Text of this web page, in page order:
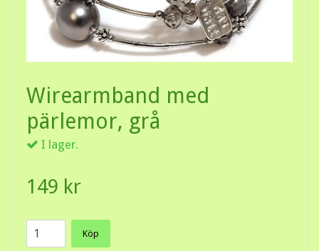
Wirearmband med
pärlemor, grå
I lager.
149 kr
Köp